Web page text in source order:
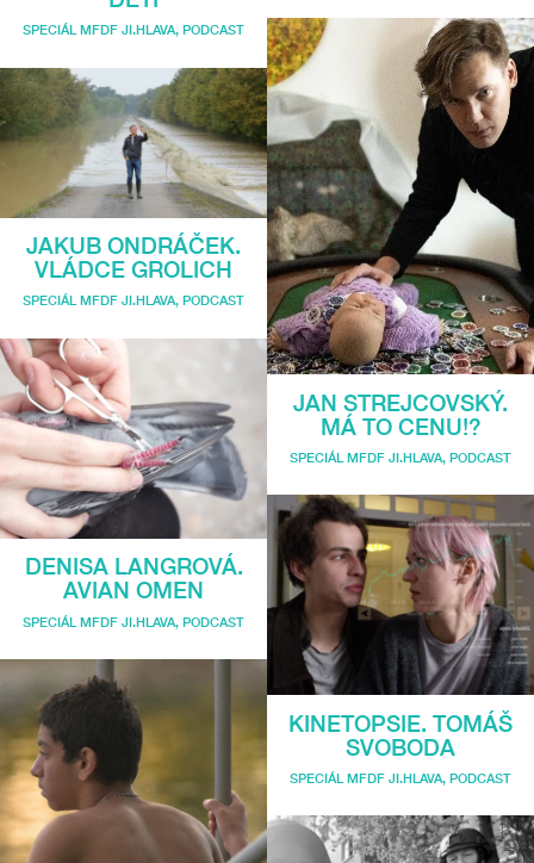
SPECIÁL MFDF JI.HLAVA, PODCAST
JAKUB ONDRÁČEK.
VLÁDCE GROLICH
SPECIÁL MFDF JI.HLAVA, PODCAST
DENISA LANGROVÁ.
AVIAN OMEN
SPECIÁL MFDF JI.HLAVA PODCAST
JAN STREJCOVSKÝ.
MÁ TO CENU!?
SPECIÁL MFDF JI.HLAVA, PODCAST
KINETOPSIE. TOMÁŠ
SVOBODA
SPECIÁL MFDF JI.HLAVA PODCAST